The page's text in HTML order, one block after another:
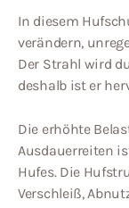
In diesem
verändern,
Der Strahl wird
deshalb ist er
Die erhöhte
Ausdauerreiten
Hufes. Die
Verschleiß,